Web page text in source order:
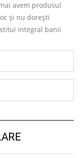
avem produsul
și nu dorești
integral banii